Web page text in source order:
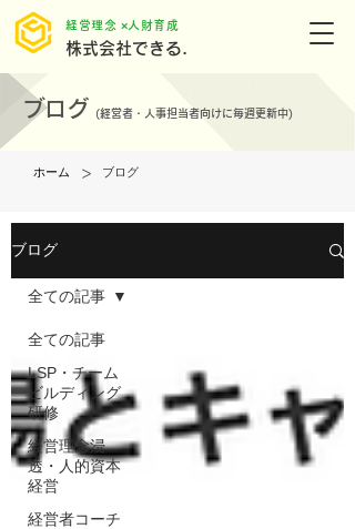
株式会社できる.
​経営理念 ×人財育成
ブログ (経営者・人事担当者向けに毎週更新中)
ホーム > ブログ
ブログ
全ての記事
LSP・チーム
ビルディング
研修
経営理念浸
透・人的資本
経営
経営者コーチ
全ての記事